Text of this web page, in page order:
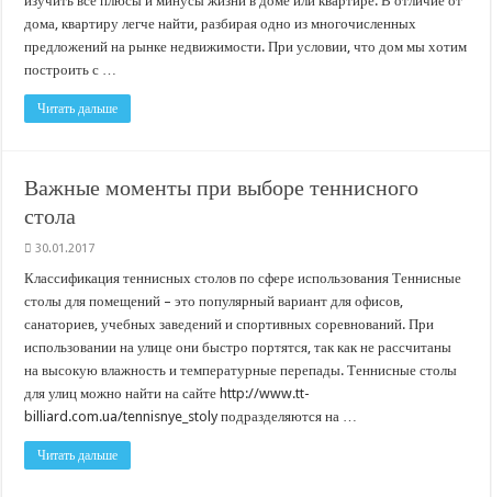
Важные правила обращения в вашу страховую компанию
В городах и районах Кубани отметили День России
Стартовал прием заявок на 20-й юбилейный молодежный форум «Регион 93»
дома, квартиру легче найти, разбирая одно из многочисленных
предложений на рынке недвижимости. При условии, что дом мы хотим
построить с …
Читать дальше
Важные моменты при выборе теннисного
стола
30.01.2017
Классификация теннисных столов по сфере использования Теннисные
столы для помещений – это популярный вариант для офисов,
санаториев, учебных заведений и спортивных соревнований. При
использовании на улице они быстро портятся, так как не рассчитаны
на высокую влажность и температурные перепады. Теннисные столы
для улиц можно найти на сайте http://www.tt-
billiard.com.ua/tennisnye_stoly подразделяются на …
Читать дальше